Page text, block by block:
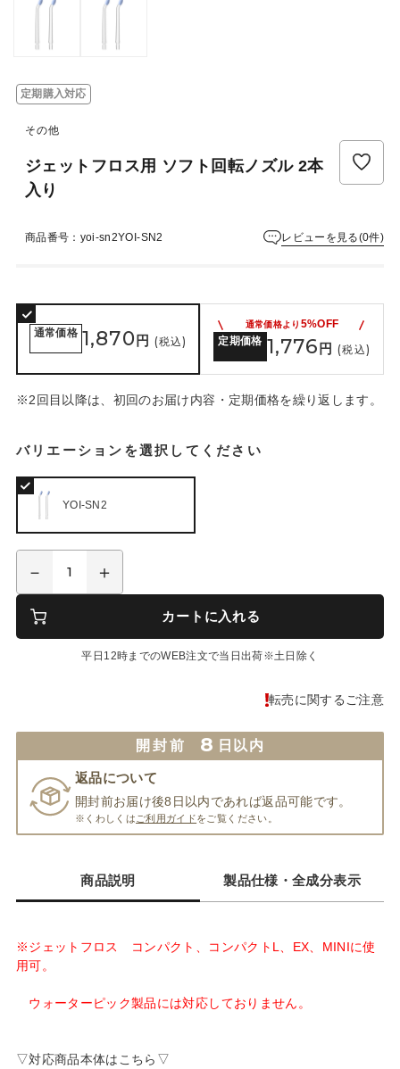
定期購入対応
その他
ジェットフロス用 ソフト回転ノズル 2本
入り
商品番号：yoi-sn2YOI-SN2 レビューを見る(0件)
通常価格 1,870 円 (税込)
通常価格より 5%OFF
定期価格 1,776 円 (税込)
※2回目以降は、初回のお届け内容・定期価格を繰り返します。
バリエーションを選択してください
YOI-SN2
カートに入れる
平日12時までのWEB注文で当日出荷※土日除く
転売に関するご注意
開封前 8 日以内
返品について
開封前お届け後8日以内であれば返品可能です。
※くわしくは ご利用ガイドをご覧ください。
商品説明 製品仕様・全成分表示
※ジェットフロス コンパクト、コンパクトL、EX、MINIに使
用可。
ウォーターピック製品には対応しておりません。
▽対応商品本体はこちら▽